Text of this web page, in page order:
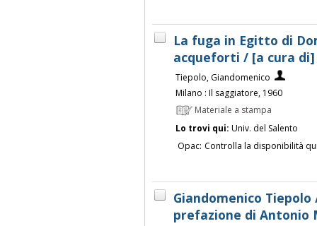
La fuga in Egitto di
acqueforti / [a cura di]
Tiepolo, Giandomenico
Milano : Il saggiatore, 1960
Materiale a stampa
Lo trovi qui: Univ. del Salento
Opac: Controlla la disponibilità
Giandomenico
prefazione di Antonio